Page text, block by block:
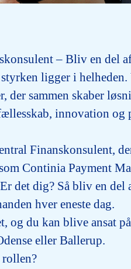
– Bliv en del
ligger i
der sammen skaber
innovation
Finanskonsulent,
Continia Payment
det dig? Så bliv en
hver eneste dag.
og du kan blive ansat
eller Ballerup.